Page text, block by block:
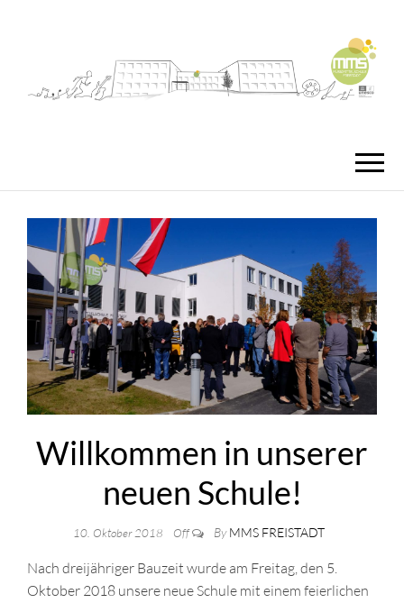
Willkommen in unserer
neuen Schule!
10. Oktober 2018 Off By MMS FREISTADT
Nach dreijähriger Bauzeit wurde am Freitag, den 5.
Oktober 2018 unsere neue Schule mit einem feierlichen